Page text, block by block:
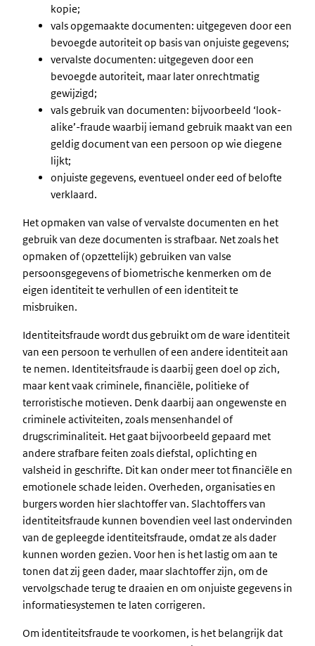
kopie;
vals opgemaakte documenten: uitgegeven door een
bevoegde autoriteit op basis van onjuiste gegevens;
vervalste documenten: uitgegeven door een
bevoegde autoriteit, maar later onrechtmatig
gewijzigd;
vals gebruik van documenten: bijvoorbeeld ‘look-
alike’-fraude waarbij iemand gebruik maakt van een
geldig document van een persoon op wie diegene
lijkt;
onjuiste gegevens, eventueel onder eed of belofte
verklaard.
Het opmaken van valse of vervalste documenten en het
gebruik van deze documenten is strafbaar. Net zoals het
opmaken of (opzettelijk) gebruiken van valse
persoonsgegevens of biometrische kenmerken om de
eigen identiteit te verhullen of een identiteit te
misbruiken.
Identiteitsfraude wordt dus gebruikt om de ware identiteit
van een persoon te verhullen of een andere identiteit aan
te nemen. Identiteitsfraude is daarbij geen doel op zich,
maar kent vaak criminele, financiële, politieke of
terroristische motieven. Denk daarbij aan ongewenste en
criminele activiteiten, zoals mensenhandel of
drugscriminaliteit. Het gaat bijvoorbeeld gepaard met
andere strafbare feiten zoals diefstal, oplichting en
valsheid in geschrifte. Dit kan onder meer tot financiële en
emotionele schade leiden. Overheden, organisaties en
burgers worden hier slachtoffer van. Slachtoffers van
identiteitsfraude kunnen bovendien veel last ondervinden
van de gepleegde identiteitsfraude, omdat ze als dader
kunnen worden gezien. Voor hen is het lastig om aan te
tonen dat zij geen dader, maar slachtoffer zijn, om de
vervolgschade terug te draaien en om onjuiste gegevens in
informatiesystemen te laten corrigeren.
Om identiteitsfraude te voorkomen, is het belangrijk dat